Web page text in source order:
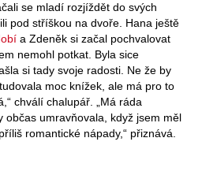
se mladí rozjíždět do svých
pod stříškou na dvoře. Hana ještě
a Zdeněk si začal pochvalovat
nemohl potkat. Byla sice
si tady svoje radosti. Ne že by
moc knížek, ale má pro to
chválí chalupář. „Má ráda
občas umravňovala, když jsem měl
romantické nápady,“ přiznává.